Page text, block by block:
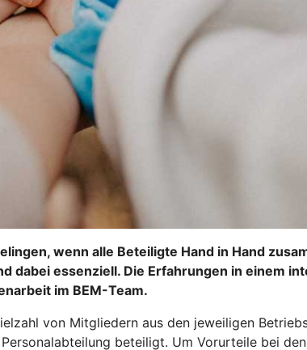
wenn alle Beteiligte Hand in Hand
dabei essenziell. Die Erfahrungen in einem
im BEM-Team.
von Mitgliedern aus den jeweiligen
beteiligt. Um Vorurteile bei